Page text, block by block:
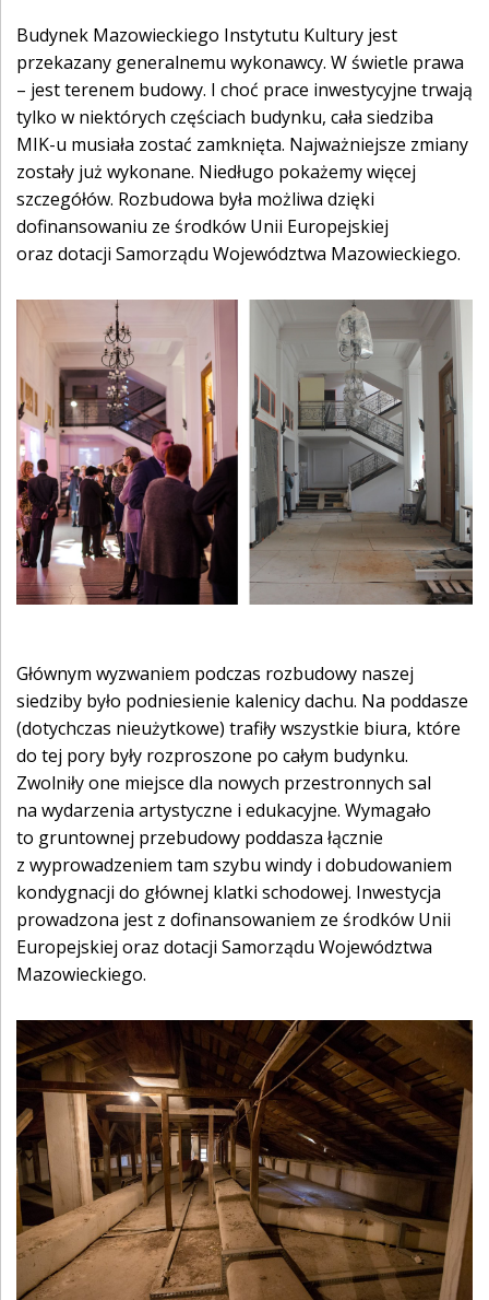
Budynek Mazowieckiego Instytutu Kultury jest
przekazany generalnemu wykonawcy. W świetle prawa
– jest terenem budowy. I choć prace inwestycyjne trwają
tylko w niektórych częściach budynku, cała siedziba
MIK-u musiała zostać zamknięta. Najważniejsze zmiany
zostały już wykonane. Niedługo pokażemy więcej
szczegółów. Rozbudowa była możliwa dzięki
dofinansowaniu ze środków Unii Europejskiej
oraz dotacji Samorządu Województwa Mazowieckiego.
Głównym wyzwaniem podczas rozbudowy naszej
siedziby było podniesienie kalenicy dachu. Na poddasze
(dotychczas nieużytkowe) trafiły wszystkie biura, które
do tej pory były rozproszone po całym budynku.
Zwolniły one miejsce dla nowych przestronnych sal
na wydarzenia artystyczne i edukacyjne. Wymagało
to gruntownej przebudowy poddasza łącznie
z wyprowadzeniem tam szybu windy i dobudowaniem
kondygnacji do głównej klatki schodowej. Inwestycja
prowadzona jest z dofinansowaniem ze środków Unii
Europejskiej oraz dotacji Samorządu Województwa
Mazowieckiego.